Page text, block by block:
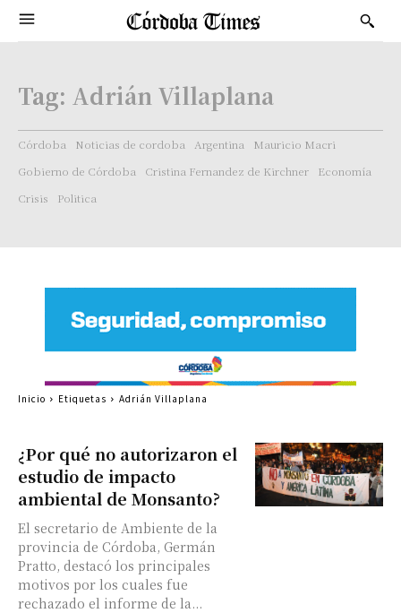
Tag: Adrián Villaplana
Córdoba Noticias de cordoba Argentina
Mauricio Macri
Gobierno de Córdoba
Cristina Fernandez de Kirchner
Economía
Crisis
Politica
¿Por qué no autorizaron el
estudio de impacto
ambiental de Monsanto?
El secretario de Ambiente de la
provincia de Córdoba, Germán
Pratto, destacó los principales
motivos por los cuales fue
rechazado el informe de la...
Inicio Etiquetas Adrián Villaplana